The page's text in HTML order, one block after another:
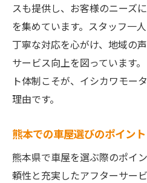
スも提供し、お客様のニーズ
を集めています。スタッフ一
丁寧な対応を心がけ、地域の
サービス向上を図っています
ト体制こそが、イシカワモー
理由です。
熊本での車屋選びのポイント
熊本県で車屋を選ぶ際のポイ
頼性と充実したアフターサー